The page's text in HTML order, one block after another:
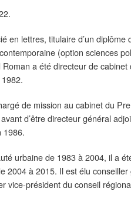
en lettres, titulaire d’un diplôme
(option sciences
a été directeur de cabinet
de mission au cabinet du
d’être directeur général
1986.
urbaine de 1983 à 2004, il a
2004 à 2015. Il est élu
vice-président du conseil